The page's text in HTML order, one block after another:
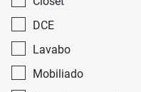
DCE
Lavabo
Mobiliado